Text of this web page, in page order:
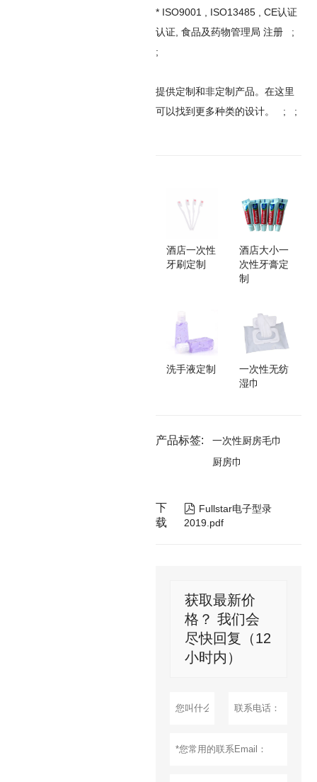
* ISO9001 , ISO13485 , CE认证
认证, 食品及药物管理局 注册 ;
;
提供定制和非定制产品。在这里
可以找到更多种类的设计。 ; ;
酒店一次性
牙刷定制
酒店大小一
次性牙膏定
制
洗手液定制
一次性无纺
湿巾
产品标签:
一次性厨房毛巾
厨房巾
下
载
 Fullstar电子型录
2019.pdf
获取最新价
格？ 我们会
尽快回复（12
小时内）